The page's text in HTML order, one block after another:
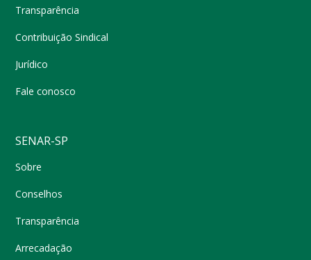
Transparência
Contribuição Sindical
Jurídico
Fale conosco
SENAR-SP
Sobre
Conselhos
Transparência
Arrecadação